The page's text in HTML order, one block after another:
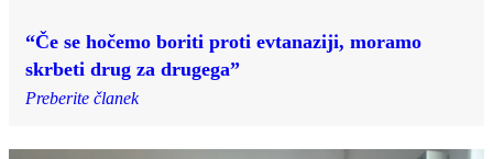
“Če se hočemo boriti proti evtanaziji, moramo
skrbeti drug za drugega”
Preberite članek